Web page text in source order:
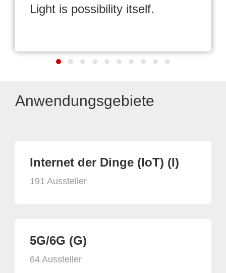
Light is possibility itself.
Anwendungsgebiete
Internet der Dinge (IoT) (I)
191 Aussteller
5G/6G (G)
64 Aussteller